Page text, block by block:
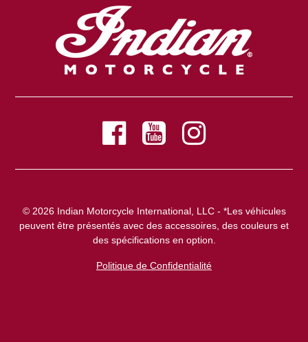
© 2026 Indian Motorcycle International, LLC - *Les véhicules
peuvent être présentés avec des accessoires, des couleurs et
des spécifications en option.
Politique de Confidentialité